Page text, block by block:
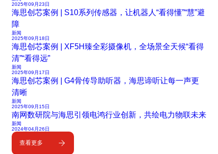
2025年09月23日
海思创芯案例 | S10系列传感器，让机器人“看得懂”“慧”避
障
新闻
2025年09月18日
海思创芯案例 | XF5H臻全彩摄像机，全场景全天候“看得
清”“看得远”
新闻
2025年09月17日
海思创芯案例 | G4骨传导助听器，海思谛听让每一声更
清晰
新闻
2025年09月15日
南网数研院与海思引领电鸿行业创新，共绘电力物联未来
新闻
2024年04月26日
查看更多